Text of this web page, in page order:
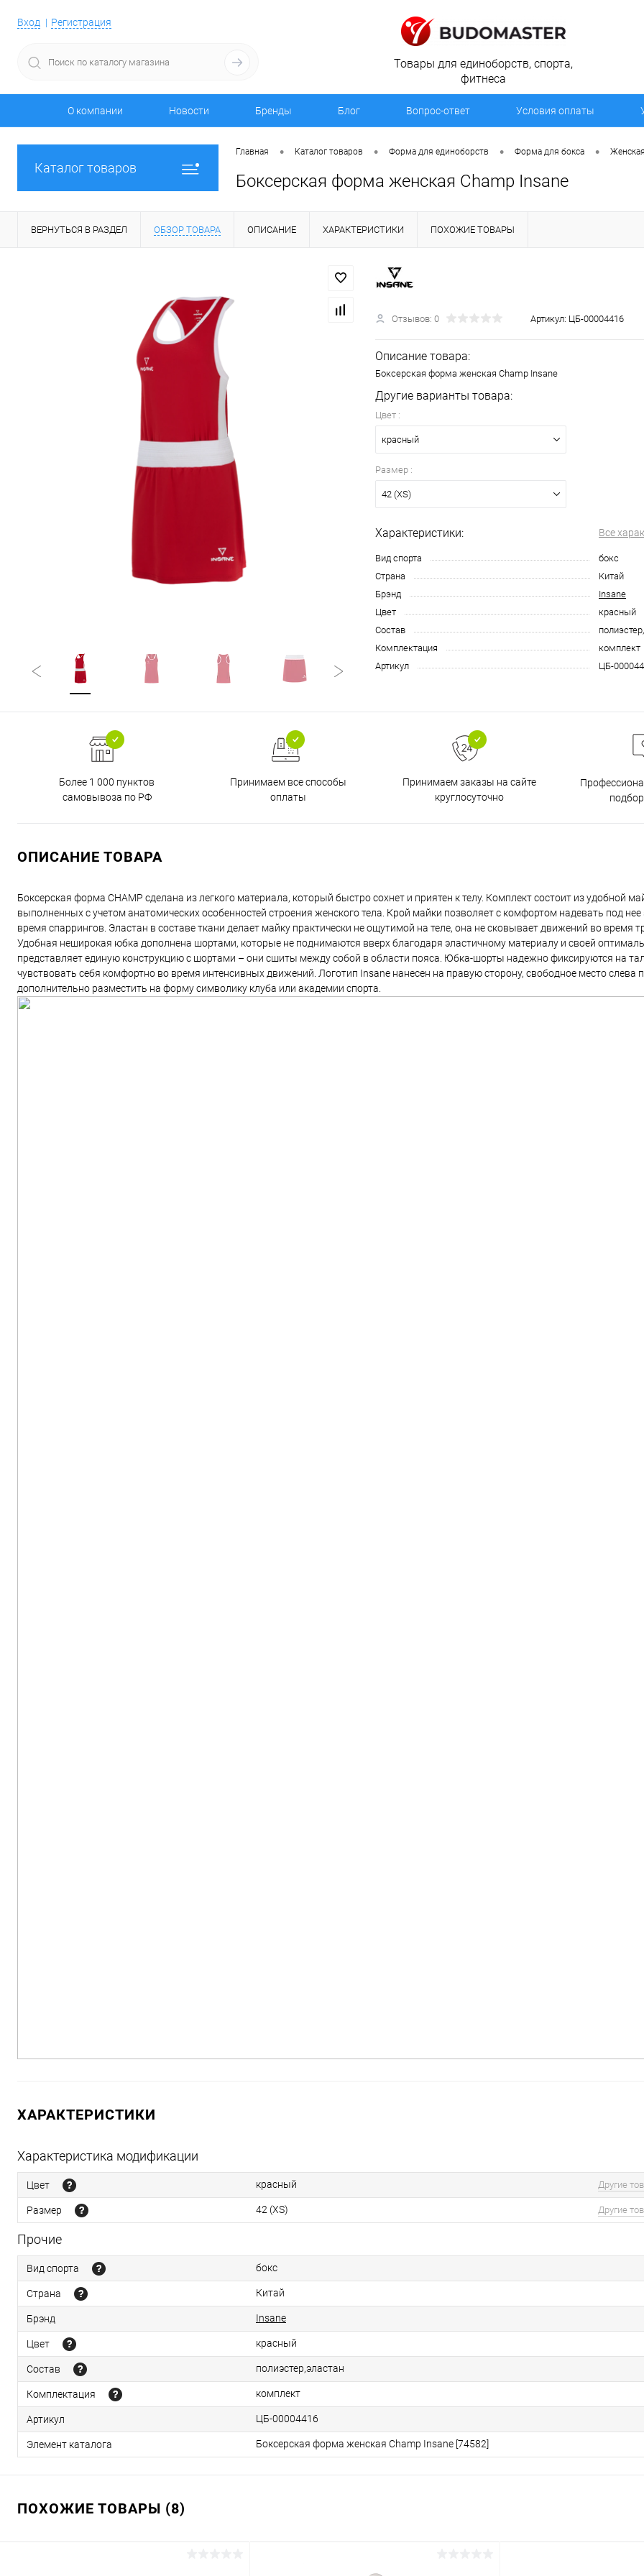
Вход Регистрация
Товары для единоборств, спорта,
фитнеса
О компании Новости Бренды Блог Вопрос-ответ Условия оплаты
Каталог товаров
Главная • Каталог товаров • Форма для единоборств • Форма для бокса •
Боксерская форма женская Champ Insane
ВЕРНУТЬСЯ В РАЗДЕЛ ОБЗОР ТОВАРА ОПИСАНИЕ ХАРАКТЕРИСТИКИ ПОХОЖИЕ ТОВАРЫ
Отзывов: 0 Артикул: ЦБ-00004416
Описание товара:
Боксерская форма женская Champ Insane
Другие варианты товара:
Цвет :
красный
Размер :
42 (XS)
Характеристики: Все
Вид спорта
бокс
Страна
Китай
Брэнд
Insane
Цвет
красный
Состав
Комплектация
комплект
Артикул
ЦБ-
Более 1 000 пунктов
самовывоза по РФ
Принимаем все способы
оплаты
Принимаем заказы на сайте
круглосуточно
ОПИСАНИЕ ТОВАРА
Боксерская форма CHAMP сделана из легкого материала, который быстро сохнет и приятен к телу. Комплект состоит из удобной
выполненных с учетом анатомических особенностей строения женского тела. Крой майки позволяет с комфортом надевать под нее
время спаррингов. Эластан в составе ткани делает майку практически не ощутимой на теле, она не сковывает движений во время
Удобная неширокая юбка дополнена шортами, которые не поднимаются вверх благодаря эластичному материалу и своей
представляет единую конструкцию с шортами – они сшиты между собой в области пояса. Юбка-шорты надежно фиксируются на
чувствовать себя комфортно во время интенсивных движений. Логотип Insane нанесен на правую сторону, свободное место слева
дополнительно разместить на форму символику клуба или академии спорта.
ХАРАКТЕРИСТИКИ
Характеристика модификации
Цвет красный Другие
Размер 42 (XS) Другие
Прочие
Вид спорта бокс
Страна Китай
Брэнд Insane
Цвет красный
Состав полиэстер,эластан
Комплектация комплект
Артикул ЦБ-00004416
Элемент каталога Боксерская форма женская Champ Insane [74582]
ПОХОЖИЕ ТОВАРЫ (8)